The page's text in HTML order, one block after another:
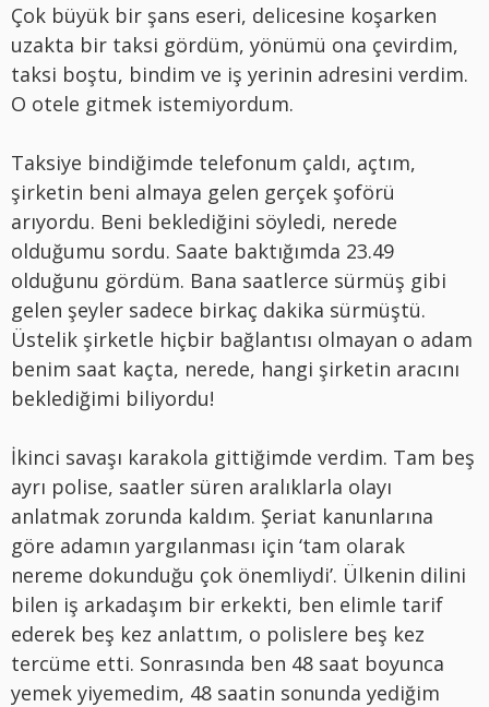
Çok büyük bir şans eseri, delicesine koşarken
uzakta bir taksi gördüm, yönümü ona çevirdim,
taksi boştu, bindim ve iş yerinin adresini verdim.
O otele gitmek istemiyordum.
Taksiye bindiğimde telefonum çaldı, açtım,
şirketin beni almaya gelen gerçek şoförü
arıyordu. Beni beklediğini söyledi, nerede
olduğumu sordu. Saate baktığımda 23.49
olduğunu gördüm. Bana saatlerce sürmüş gibi
gelen şeyler sadece birkaç dakika sürmüştü.
Üstelik şirketle hiçbir bağlantısı olmayan o adam
benim saat kaçta, nerede, hangi şirketin aracını
beklediğimi biliyordu!
İkinci savaşı karakola gittiğimde verdim. Tam beş
ayrı polise, saatler süren aralıklarla olayı
anlatmak zorunda kaldım. Şeriat kanunlarına
göre adamın yargılanması için ‘tam olarak
nereme dokunduğu çok önemliydi’. Ülkenin dilini
bilen iş arkadaşım bir erkekti, ben elimle tarif
ederek beş kez anlattım, o polislere beş kez
tercüme etti. Sonrasında ben 48 saat boyunca
yemek yiyemedim, 48 saatin sonunda yediğim